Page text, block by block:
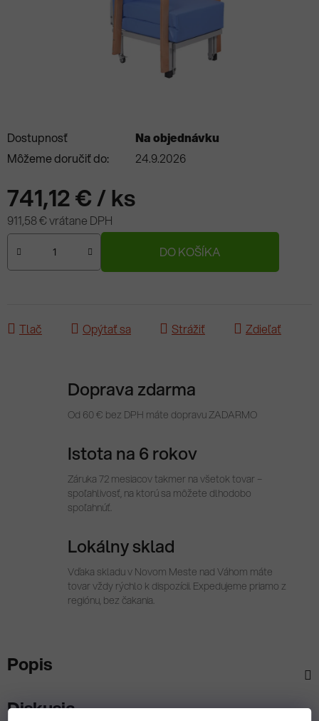
Dostupnosť
Na objednávku
Môžeme doručiť do:
24.9.2026
741,12 €/ ks
911,58 € vrátane DPH
DO KOŠÍKA
Tlač Opýtať sa Strážiť Zdieľať
Doprava zdarma
Od 60 € bez DPH máte dopravu ZADARMO
Istota na 6 rokov
Záruka 72 mesiacov takmer na všetok tovar –
spoľahlivosť, na ktorú sa môžete dlhodobo
spoľahnúť.
Lokálny sklad
Vďaka skladu v Novom Meste nad Váhom máte
tovar vždy rýchlo k dispozícii. Expedujeme priamo z
regiónu, bez čakania.
Popis
Diskusia